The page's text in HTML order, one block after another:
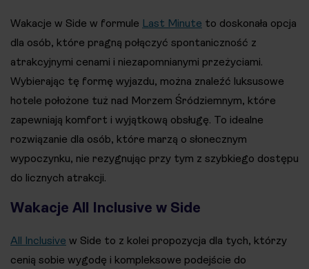
Wakacje w Side w formule Last Minute to doskonała opcja
dla osób, które pragną połączyć spontaniczność z
atrakcyjnymi cenami i niezapomnianymi przeżyciami.
Wybierając tę formę wyjazdu, można znaleźć luksusowe
hotele położone tuż nad Morzem Śródziemnym, które
zapewniają komfort i wyjątkową obsługę. To idealne
rozwiązanie dla osób, które marzą o słonecznym
wypoczynku, nie rezygnując przy tym z szybkiego dostępu
do licznych atrakcji.
Wakacje All Inclusive w Side
All Inclusive w Side to z kolei propozycja dla tych, którzy
cenią sobie wygodę i kompleksowe podejście do